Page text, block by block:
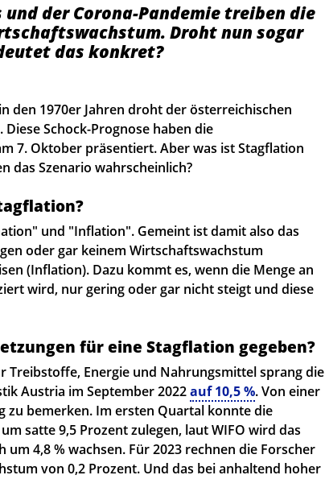
der Corona-Pandemie treiben die
Droht nun sogar
das konkret?
den 1970er Jahren droht der österreichischen
. Diese Schock-Prognose haben die
7. Oktober präsentiert. Aber was ist Stagflation
das Szenario wahrscheinlich?
und "Inflation". Gemeint ist damit also das
oder gar keinem Wirtschaftswachstum
(Inflation). Dazu kommt es, wenn die Menge an
wird, nur gering oder gar nicht steigt und diese
für eine Stagflation gegeben?
Treibstoffe, Energie und Nahrungsmittel sprang die
Austria im September 2022auf 10,5 %. Von einer
zu bemerken. Im ersten Quartal konnte die
satte 9,5 Prozent zulegen, laut WIFO wird das
4,8 % wachsen. Für 2023 rechnen die Forscher
von 0,2 Prozent. Und das bei anhaltend hoher